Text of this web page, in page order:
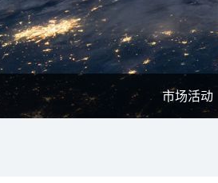
市场活动